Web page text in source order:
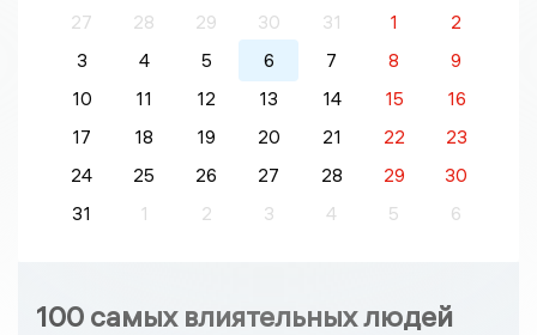
27
28 29 30 31 1
2
3
4 5 6 7 8
9
10
11 12 13 14 15
16
17
18 19 20 21 22
23
24
25 26 27 28 29
30
31
1 2 3 4 5 6
100 самых влиятельных людей